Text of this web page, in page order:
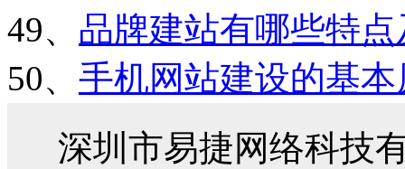
49、 品牌建站有哪些特
50、 手机网站建设的基本
深圳市易捷网络科